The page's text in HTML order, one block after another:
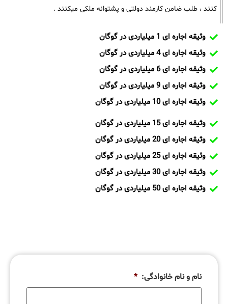
کنند ، طلب ضامن کارمند دولتی و پشتوانه ملکی میکنند .
وثیقه اجاره ای 1 میلیاردی در گوگان
وثیقه اجاره ای 4 میلیاردی در گوگان
وثیقه اجاره ای 6 میلیاردی در گوگان
وثیقه اجاره ای 9 میلیاردی در گوگان
وثیقه اجاره ای 10 میلیاردی در گوگان
وثیقه اجاره ای 15 میلیاردی در گوگان
وثیقه اجاره ای 20 میلیاردی در گوگان
وثیقه اجاره ای 25 میلیاردی در گوگان
وثیقه اجاره ای 30 میلیاردی در گوگان
وثیقه اجاره ای 50 میلیاردی در گوگان
نام و نام خانوادگی: *